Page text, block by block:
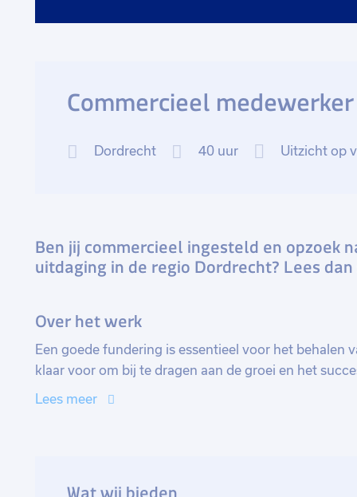
Commercieel
Dordrecht 40 uur Uitzicht op
Ben jij commercieel ingesteld en opzoek
uitdaging in de regio Dordrecht? Lees
Over het werk
Een goede fundering is essentieel voor het behalen
klaar voor om bij te dragen aan de groei en het
sterke communicatieve vaardigheden, commercieel
Lees meer